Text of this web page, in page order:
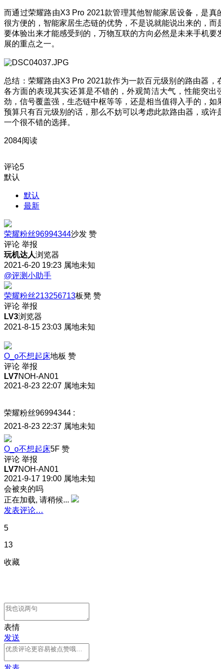
而通过荣耀路由X3 Pro 2021款管理其他智能家居设备，是真
很方便的，智能家居生态链的优势，不是说就能说出来的，而
要体验出来才能感受到的，万物互联的方向必然是未来手机要
展的重点之一。
总结：荣耀路由X3 Pro 2021款作为一款百元级别的路由器，
各方面的表现其实还算是不错的，外观简洁大气，性能突出
劲，信号覆盖强，生态链中枢等等，还是相当值得入手的，如
预算只有百元级别的话，那么不妨可以考虑此款路由器，或许
一个很不错的选择。
2084阅读
评论5
默认
默认
最新
荣耀粉丝96994344沙发 赞
评论 举报
玩机达人浏览器
2021-6-20 19:23 属地未知
@评测小助手
荣耀粉丝213256713板凳 赞
评论 举报
LV3浏览器
2021-8-15 23:03 属地未知
O_o不想起床地板 赞
评论 举报
LV7NOH-AN01
2021-8-23 22:07 属地未知
荣耀粉丝96994344 :
2021-8-23 22:37 属地未知
O_o不想起床5F 赞
评论 举报
LV7NOH-AN01
2021-9-17 19:00 属地未知
会被夹的吗
正在加载, 请稍候...
发表评论…
5
13
收藏
表情
发送